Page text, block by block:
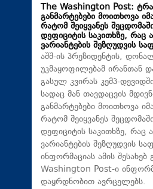
The Washington Post:
განმარტებები მოითხოვა
რატომ შეიყვანეს
დეფიციტის საკითხზე, რაც
ვარიანტების შეზღუდვის
აშშ-ის პრეზიდენტის,
უკმაყოფილებამ ირანთან
გასულ კვირას კემპ-
სადაც მან თავდაცვის
განმარტებები მოითხოვა
რატომ შეიყვანეს
დეფიციტის საკითხზე, რაც
ვარიანტების შეზღუდვის
ინფორმაციას ამის შესახებ
Washington Post-ი
დაყრდნობით ავრცელებს.